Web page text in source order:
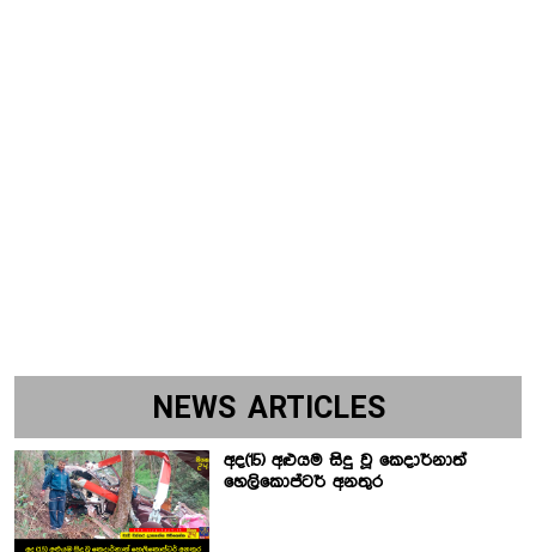
NEWS ARTICLES
අද(15) අළුයම සිදු වූ කෙදාර්නාත්
හෙලිකොප්ටර් අනතුර